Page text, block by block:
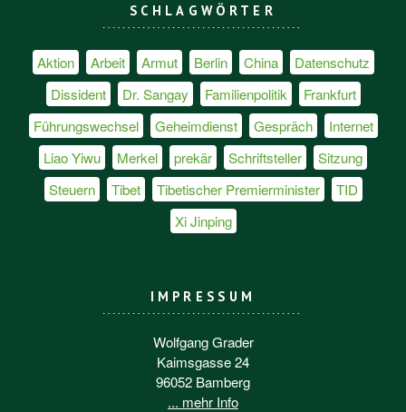
SCHLAGWÖRTER
Aktion Arbeit Armut Berlin China
Datenschutz
Dissident
Dr. Sangay Familienpolitik
Frankfurt
Führungswechsel
Geheimdienst Gespräch
Internet
Liao Yiwu
Merkel prekär Schriftsteller
Sitzung
Steuern
Tibet Tibetischer Premierminister
TID
Xi Jinping
IMPRESSUM
Wolfgang Grader
Kaimsgasse 24
96052 Bamberg
... mehr Info